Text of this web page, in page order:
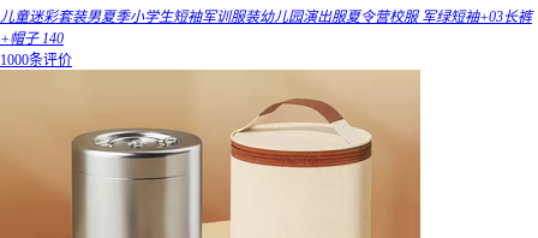
儿童迷彩套装男夏季小学生短袖军训服装幼儿园演出服夏令营校服 军绿短袖+03长裤
+帽子 140
1000条评价